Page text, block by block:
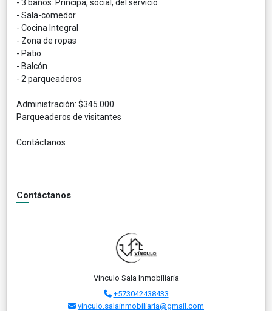
- 3 baños: Principa, social, del servicio
- Sala-comedor
- Cocina Integral
- Zona de ropas
- Patio
- Balcón
- 2 parqueaderos
Administración: $345.000
Parqueaderos de visitantes
Contáctanos
Contáctanos
Vinculo Sala Inmobiliaria
+573042438433
vinculo.salainmobiliaria@gmail.com